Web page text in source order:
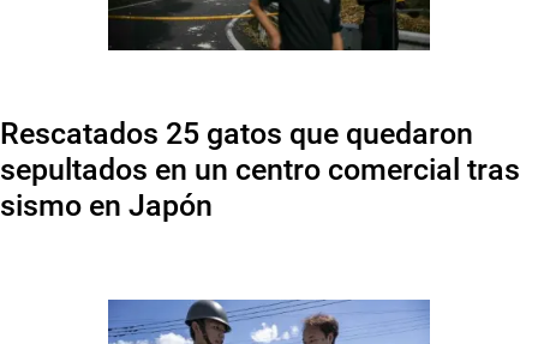
Rescatados 25 gatos que quedaron
sepultados en un centro comercial tras
sismo en Japón